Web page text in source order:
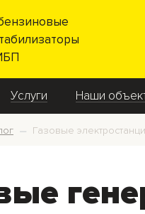
Услуги Наши
— Газовые